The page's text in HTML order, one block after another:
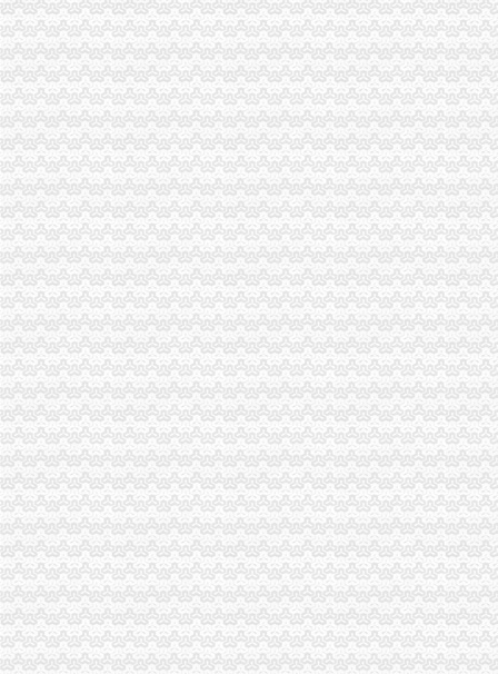
花卉园分公司注销
深圳市靓花园花卉种子公司-大连分公司
新天业北京德恒律师事务所关于公司次公开发行股票并上市的补充
雷政富不雅事件全纪录__万家热线-安徽门户网站
花园置业有限公司苗木花卉分公司
棕榈园林：2016年面向合格投资者公开发行公司--新闻频道-大智慧
回兴分公司注销
武汉兴得科技有限公司分公司_工商信息_电话_地址_信用信息_财务信
重庆长安贸易有限公司回兴分公司-主页
回兴台商工业园区金锦路31号怎么去,荣和庆铃汽车销售服务有限公司
[公告]15兴发：湖北兴发化工集团股份有限公司关于“15兴发”公
重庆渝志城建材有限公司回兴第一分公司-主页
渝北区分公司注销流程
新中天：公开转让说明书_手机东方财富网
华邦颖泰：2015年公开发行公司券募集说明书-券频道-金融界
华邦颖泰：2014年公司券（第二期）信用评级分析报告_华邦制（
【代办重庆社保】-代办重庆社保价格|批发-代办重庆社保公司-页88网
江秀秀专业代办公司注册企业注销申请进出口权价格低哦-安徽合肥会
重庆分公司注销
【重庆百货今年拟注销新世纪子公司加快郊县门店下沉】市_重庆百货
重庆市邮政管理局关于同意撤销中国邮政集团公司重庆市江北区分公
博腾股份关于注销全资子公司重庆飞腾物科技有限公司的公告【sz
【重庆民吉实业有限公司庆力汽车销售分公司】企业信息-路标网
重庆注销清算招标采购
渝北区分公司注销
重庆永辉云创科技有限公司渝北区新南路分公司_【工商信息_电话地址
重庆公司注册代办公司注销代理记账营业执照代办_商务圈网
金一文化：关于注销二级子公司重庆金一金品文化发展有限公司的公告
【重庆专业注册公司、代理记账、公司注销】-渝北人和易登网